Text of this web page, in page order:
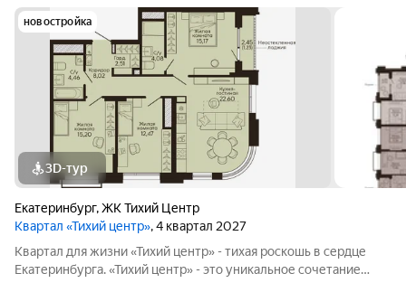
новостройка
3D-тур
Екатеринбург,ЖК Тихий Центр
Квартал «Тихий центр», 4 квартал 2027
Квартал для жизни «Тихий центр» - тихая роскошь в сердце
Екатеринбурга. «Тихий центр» - это уникальное сочетание